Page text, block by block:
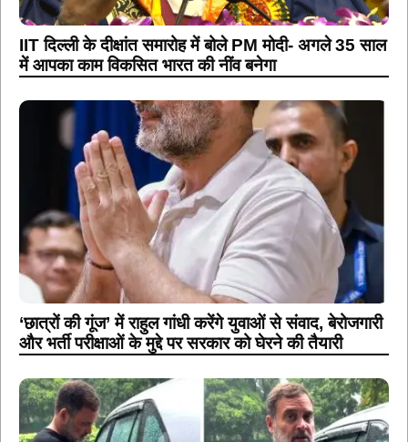
IIT दिल्ली के दीक्षांत समारोह में बोले PM मोदी- अगले 35 साल
में आपका काम विकसित भारत की नींव बनेगा
‘छात्रों की गूंज’ में राहुल गांधी करेंगे युवाओं से संवाद, बेरोजगारी
और भर्ती परीक्षाओं के मुद्दे पर सरकार को घेरने की तैयारी